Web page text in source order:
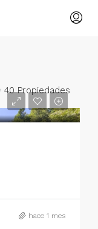
40 Propiedades
hace 1 mes